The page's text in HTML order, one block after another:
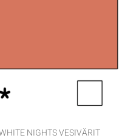
NIGHTS VESIVÄRIT